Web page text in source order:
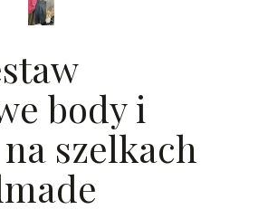
body i
szelkach